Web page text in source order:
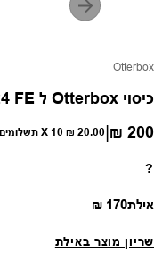
ספק:
Otterbox
כיסוי Otterbox ל Galaxy S24 FE דגם Symmetry
מחיר רגיל
200 ₪
|
20.00 ₪ X 10 תשלומים
?
אילתמחיר רגיל
170 ₪
שריון מוצר באילת